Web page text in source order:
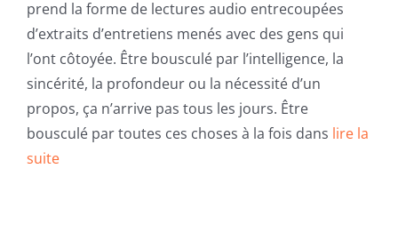
prend la forme de lectures audio entrecoupées
d’extraits d’entretiens menés avec des gens qui
l’ont côtoyée. Être bousculé par l’intelligence, la
sincérité, la profondeur ou la nécessité d’un
propos, ça n’arrive pas tous les jours. Être
bousculé par toutes ces choses à la fois dans lire la
suite